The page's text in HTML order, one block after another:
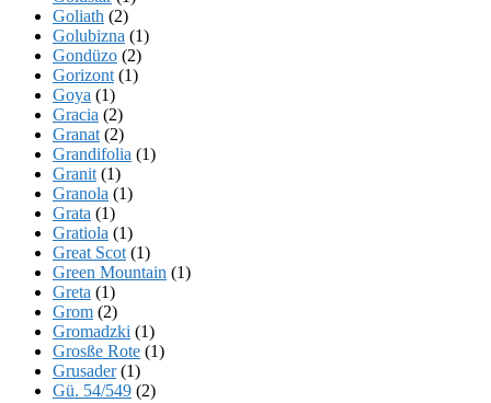
Goliath (2)
Golubizna (1)
Gondüzo (2)
Gorizont (1)
Goya (1)
Gracia (2)
Granat (2)
Grandifolia (1)
Granit (1)
Granola (1)
Grata (1)
Gratiola (1)
Great Scot (1)
Green Mountain (1)
Greta (1)
Grom (2)
Gromadzki (1)
Grosße Rote (1)
Grusader(1)
Gü. 54/549 (2)